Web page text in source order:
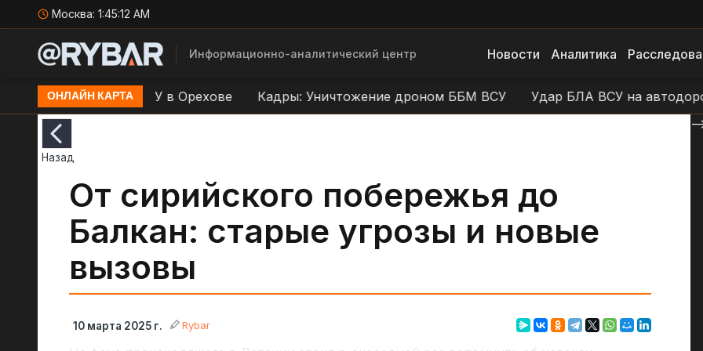
Москва: 1:45:13 AM
Информационно-аналитический центр Новости Аналитика
ОНЛАЙН КАРТА
по переправе ВСУ в Орехове Кадры: Уничтожение дроном ББМ ВСУ Удар БЛА ВСУ на автодороге
Назад
От сирийского побережья до
Балкан: старые угрозы и новые
вызовы
10 марта 2025 г. Rybar
--